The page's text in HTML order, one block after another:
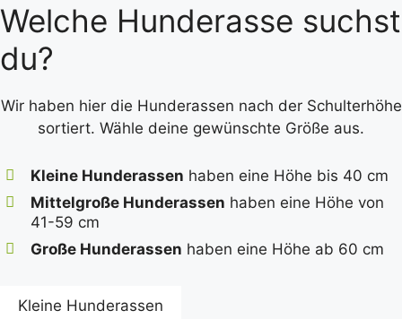
Welche Hunderasse suchst
du?
Wir haben hier die Hunderassen nach der Schulterhöhe
sortiert. Wähle deine gewünschte Größe aus.
Kleine Hunderassen haben eine Höhe bis 40 cm
Mittelgroße Hunderassen haben eine Höhe von
41-59 cm
Große Hunderassen haben eine Höhe ab 60 cm
Kleine Hunderassen